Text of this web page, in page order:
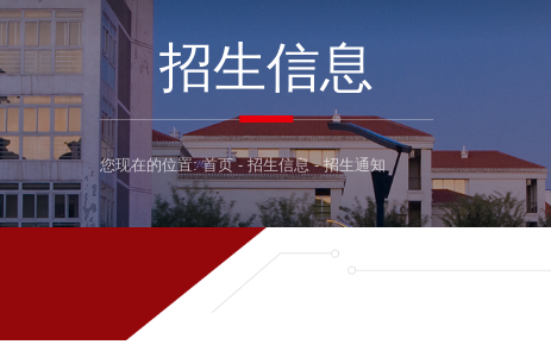
招生信息
您现在的位置: 首页 - 招生信息 - 招生通知